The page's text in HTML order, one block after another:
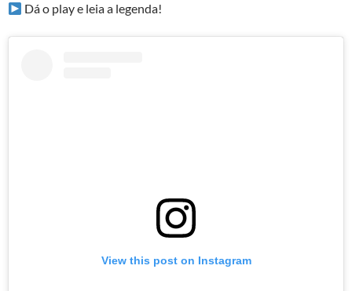
Dá o play e leia a legenda!
View this post on Instagram